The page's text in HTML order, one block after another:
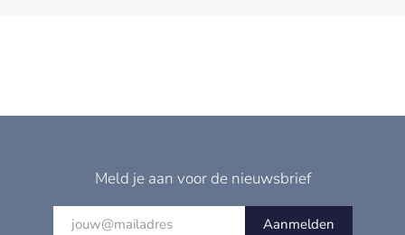
Meld je aan voor de nieuwsbrief
Aanmelden